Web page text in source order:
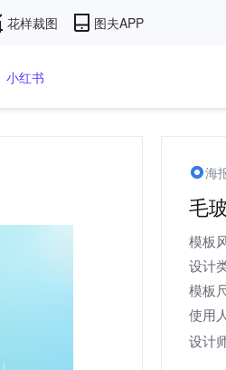
花样裁图 图夫APP
小红书
海
毛
模板
设计
模板
使用
设计